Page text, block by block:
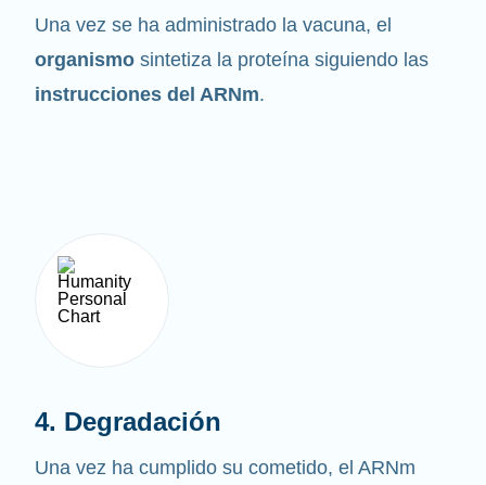
Una vez se ha administrado la vacuna, el
organismo sintetiza la proteína siguiendo las
instrucciones del ARNm.
4. Degradación
Una vez ha cumplido su cometido, el ARNm